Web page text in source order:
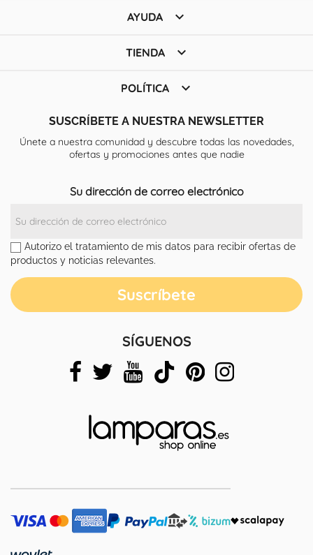
AYUDA 
TIENDA 
POLÍTICA 
SUSCRÍBETE A NUESTRA NEWSLETTER
Únete a nuestra comunidad y descubre todas las novedades,
ofertas y promociones antes que nadie
Su dirección de correo electrónico
Autorizo el tratamiento de mis datos para recibir ofertas de
productos y noticias relevantes.
SÍGUENOS